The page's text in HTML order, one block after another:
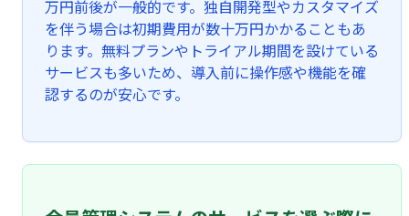
万円前後が一般的です。独自開発型やカスタマイズ
を伴う場合は初期費用が数十万円かかることもあ
ります。無料プランやトライアル期間を設けている
サービスも多いため、導入前に操作感や機能を確
認するのが安心です。